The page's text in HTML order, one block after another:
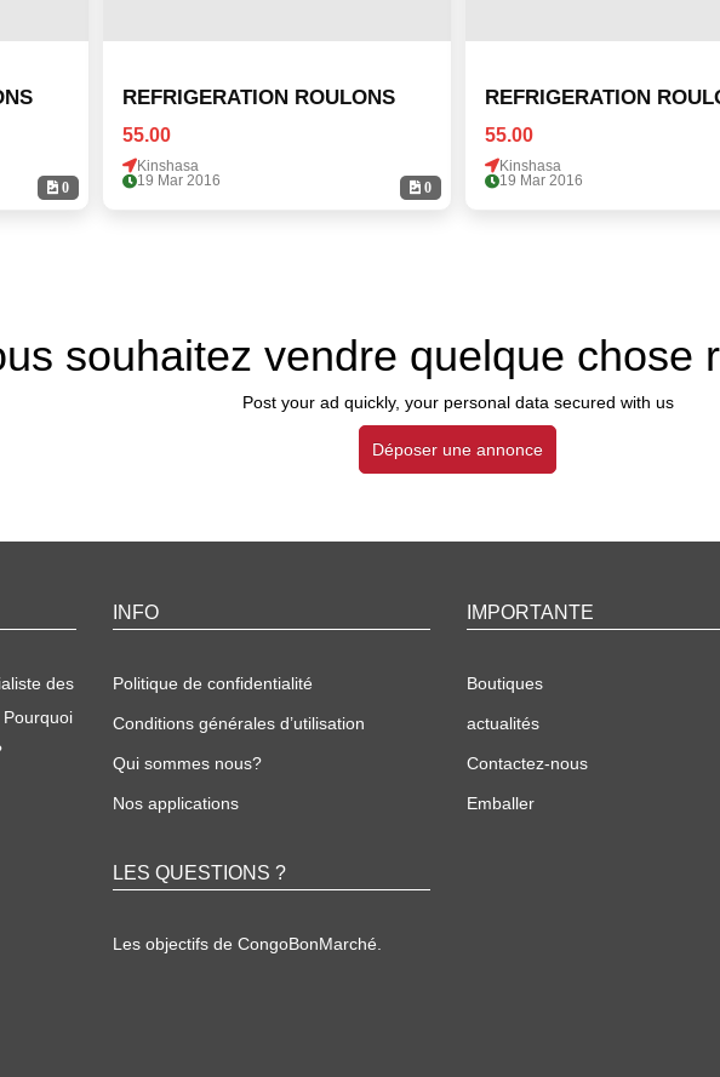
0 0
REFRIGERATION ROULONS
55.00
Kinshasa
19 Mar 2016
REFRIGERATION
55.00
Kinshasa
19 Mar 2016
souhaitez vendre quelque chose
Post your ad quickly, your personal data secured with us
Déposer une annonce
des
INFO
Politique de confidentialité
Conditions générales d’utilisation
Qui sommes nous?
Nos applications
LES QUESTIONS ?
Les objectifs de CongoBonMarché.
IMPORTANTE
Boutiques
actualités
Contactez-nous
Emballer